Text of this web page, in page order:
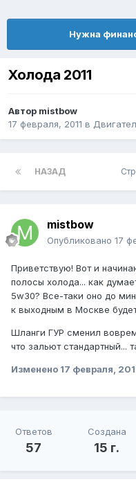
Нужна
Холода 2011
Автор mistbow
17 февраля, 2011 в
НАЗАД
mistbow
Опубликовано 17
Приветствую! Вот и
полосы холода... как
5w30? Все-таки оно до
к выходным в Москве будет
Шланги ГУР сменил
что зальют стандартный...
Изменено 17 февраля,
Ответов
57
Создана
15 г.